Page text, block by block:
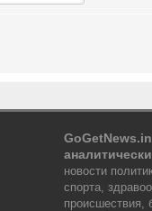
новости
спорта,
происшествия,